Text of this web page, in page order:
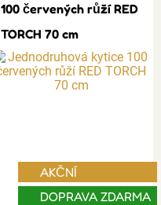
100 červených růží RED
TORCH 70 cm
AKČNÍ
DOPRAVA ZDARMA